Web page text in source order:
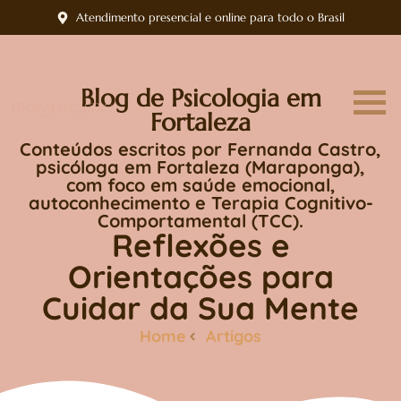
Atendimento presencial e online para todo o Brasil
Blog de Psicologia em
Fortaleza
Conteúdos escritos por Fernanda Castro,
psicóloga em Fortaleza (Maraponga),
com foco em saúde emocional,
autoconhecimento e Terapia Cognitivo-
Comportamental (TCC).
Reflexões e
Orientações para
Cuidar da Sua Mente
Home Artigos